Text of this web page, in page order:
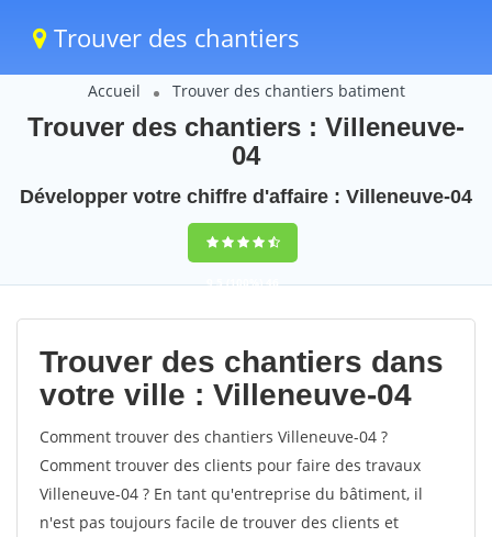
Trouver des chantiers
Accueil Trouver des chantiers batiment
Trouver des chantiers : Villeneuve-
04
Développer votre chiffre d'affaire : Villeneuve-04
9,5(100%)46
votes
Trouver des chantiers dans
votre ville : Villeneuve-04
Comment trouver des chantiers Villeneuve-04 ?
Comment trouver des clients pour faire des travaux
Villeneuve-04 ? En tant qu'entreprise du bâtiment, il
n'est pas toujours facile de trouver des clients et